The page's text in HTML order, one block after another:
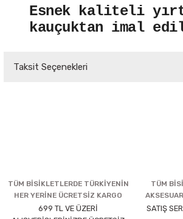
Esnek kaliteli
kauçuktan imal
Taksit Seçenekleri
TÜM BİSİKLETLERDE TÜRKİYENİN
HER YERİNE ÜCRETSİZ KARGO
699 TL VE ÜZERİ
TÜM
SATIŞ